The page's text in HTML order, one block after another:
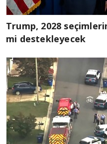
Trump, 2028
mi destekleyecek